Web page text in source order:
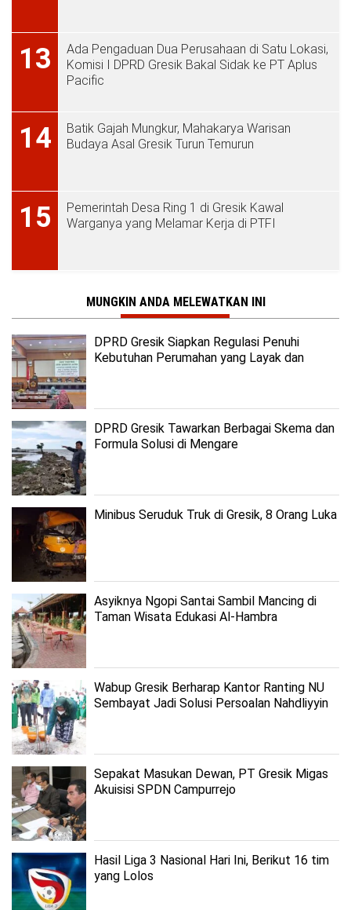
13
Ada Pengaduan Dua Perusahaan di Satu Lokasi,
Komisi I DPRD Gresik Bakal Sidak ke PT Aplus
Pacific
14
Batik Gajah Mungkur, Mahakarya Warisan
Budaya Asal Gresik Turun Temurun
15
Pemerintah Desa Ring 1 di Gresik Kawal
Warganya yang Melamar Kerja di PTFI
MUNGKIN ANDA MELEWATKAN INI
DPRD Gresik Siapkan Regulasi Penuhi
Kebutuhan Perumahan yang Layak dan
DPRD Gresik Tawarkan Berbagai Skema dan
Formula Solusi di Mengare
Minibus Seruduk Truk di Gresik, 8 Orang Luka
Asyiknya Ngopi Santai Sambil Mancing di
Taman Wisata Edukasi Al-Hambra
Wabup Gresik Berharap Kantor Ranting NU
Sembayat Jadi Solusi Persoalan Nahdliyyin
Sepakat Masukan Dewan, PT Gresik Migas
Akuisisi SPDN Campurrejo
Hasil Liga 3 Nasional Hari Ini, Berikut 16 tim
yang Lolos